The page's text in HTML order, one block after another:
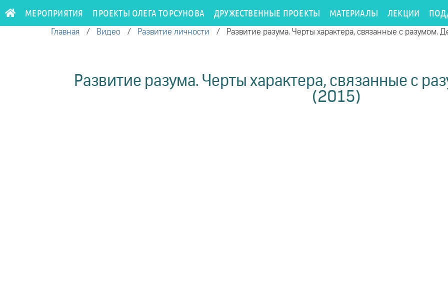
МЕРОПРИЯТИЯ ПРОЕКТЫ ОЛЕГА ТОРСУНОВА ДРУЖЕСТВЕННЫЕ ПРОЕКТЫ МАТЕРИАЛЫ ЛЕКЦИИ
Главная / Видео / Развитие личности / Развитие разума. Черты характера, связанные с разумом.
Развитие разума. Черты характера, связанные с
(2015)